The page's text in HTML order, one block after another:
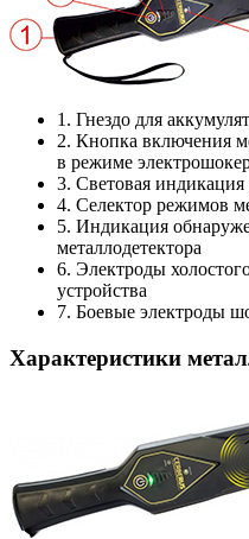
1. Гнездо для
2. Кнопка включения
в режиме
3. Световая
4. Селектор режимов
5. Индикация
металлодетектора
6. Электроды
устройства
7. Боевые электроды
Характеристики